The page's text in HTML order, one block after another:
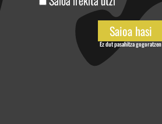
Ez dut pasahitza gogoratzen